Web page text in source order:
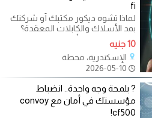
fi
لماذا تشوه ديكور مكتبك أو شركتك
بمد الأسلاك والكابلات المعقدة؟
تقدم لك رويال لأنظمة المراقبة الحل
10 جنيه
الإسكندرية، محطة
? بلمحة وجه واحدة.. انضباط
مؤسستك في أمان مع convoy
cf500!